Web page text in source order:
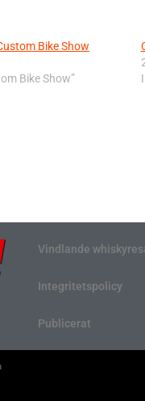
Bike Show
Bike Show”
Vindlande
Integritetspolicy
Publicerat